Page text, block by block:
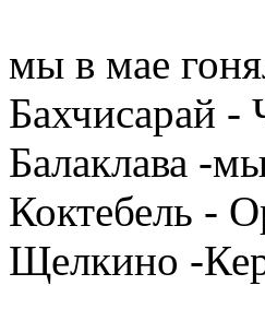
мы в мае
Бахчисарай -
Балаклава -
Коктебель -
Щелкино -